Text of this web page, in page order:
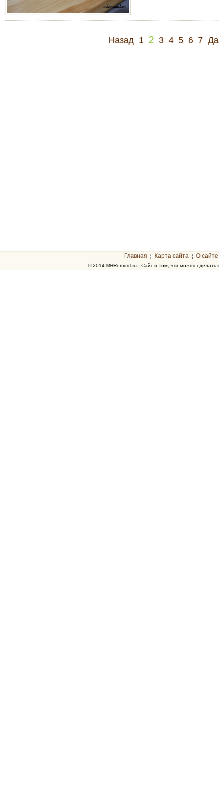
Назад 1 2 3 4 5 6 7
Главная ¦ Карта сайта ¦ О сайте
© 2014 MHRemont.ru - Сайт о том, что можно сделать